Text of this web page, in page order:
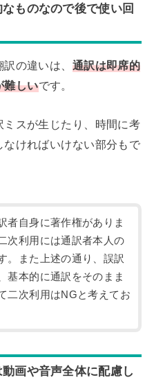
ものなので後で使い回
の違いは、 通訳は即席的
難しいです。
スが生じたり、時間に考
ければいけない部分もで
者自身に著作権がありま
次利用には通訳者本人の
。また上述の通り、誤訳
基本的に通訳をそのまま
二次利用はNGと考えてお
画や音声全体に配慮し